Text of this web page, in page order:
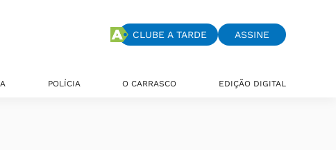
CLUBE A TARDE ASSINE
POLÍCIA O CARRASCO EDIÇÃO DIGITAL